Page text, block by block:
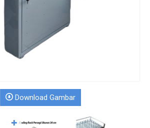
Download Gambar
✚